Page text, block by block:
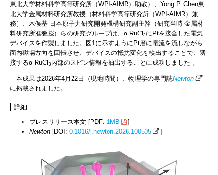
東北大学材料科学高等研究所（WPI-AIMR）助教）、Yong P. Chen東
北大学金属材料研究所教授（材料科学高等研究所（WPI-AIMR）兼
務）、木俣基 日本原子力研究開発機構研究副主幹（研究当時 金属材
料研究所准教授）らの研究グループは、α-RuCl 3にPtを接合した電気
デバイスを作製しました。図1に示すようにPt層に電流を流しながら
面内磁場方向を回転させ、デバイスの抵抗変化を検出することで、隣
接するα-RuCl 3内部のスピン情報を抽出することに成功しました 。
本成果は2026年4月22日（現地時間）、物理学の専門誌Newton
に掲載されました。
詳細
プレスリリース本文 [PDF: 1MB
]
Newton [DOI: 0.1016/j.newton.2026.100505 ]